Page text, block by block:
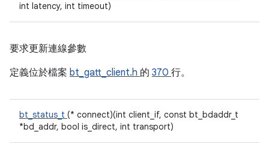
int latency, int timeout)
要求更新連線參數
定義位於檔案 bt_gatt_client.h 的 370 行。
bt_status_t (* connect)(int client_if, const bt_bdaddr_t
*bd_addr, bool is_direct, int transport)